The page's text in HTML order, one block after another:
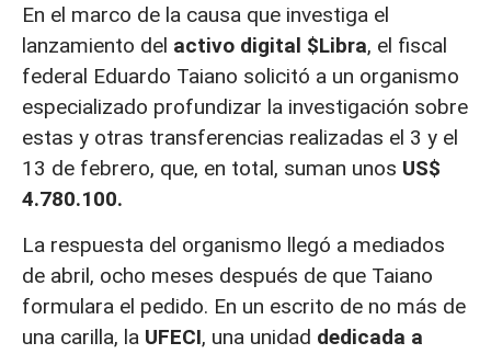
En el marco de la causa que investiga el
lanzamiento del activo digital $Libra, el fiscal
federal Eduardo Taiano solicitó a un organismo
especializado profundizar la investigación sobre
estas y otras transferencias realizadas el 3 y el
13 de febrero, que, en total, suman unos US$
4.780.100.
La respuesta del organismo llegó a mediados
de abril, ocho meses después de que Taiano
formulara el pedido. En un escrito de no más de
una carilla, la UFECI, una unidad dedicada a